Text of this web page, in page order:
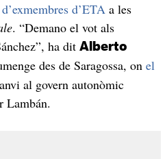
d’ETAa les
. “Demano el vot als
ha dit Alberto
des de Saragossa, on el
al govern autonòmic
Lambán.